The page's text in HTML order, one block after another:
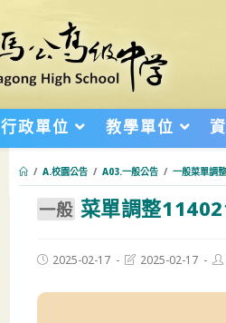
行政單位 教學單位
/ A.校園公告 / A03.一般公告 / ⼀般菜單調
⼀般 菜單調整
Post2025-02-17
Post2025-02-17